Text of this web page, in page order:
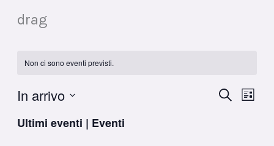
drag
Non ci sono eventi previsti.
Eventi
CERCA
LISTA
In arrivo
la
Ultimi eventi | Eventi